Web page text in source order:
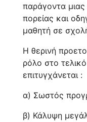
παράγοντα μιας
πορείας και
μαθητή σε
Η θερινή
ρόλο στο
επιτυγχάνεται :
α) Σωστός
β) Κάλυψη